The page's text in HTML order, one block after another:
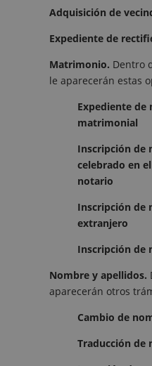
Adquisición de
Expediente de
Matrimonio. Dentro
le aparecerán estas
Expediente de
matrimonial
Inscripción de
celebrado en
notario
Inscripción de
extranjero
Inscripción de
Nombre y apellidos.
aparecerán otros
Cambio de
Traducción de